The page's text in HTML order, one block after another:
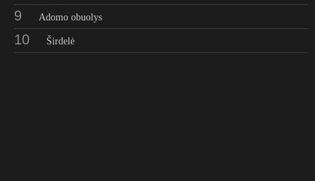
9 Adomo obuolys
10 Širdelė